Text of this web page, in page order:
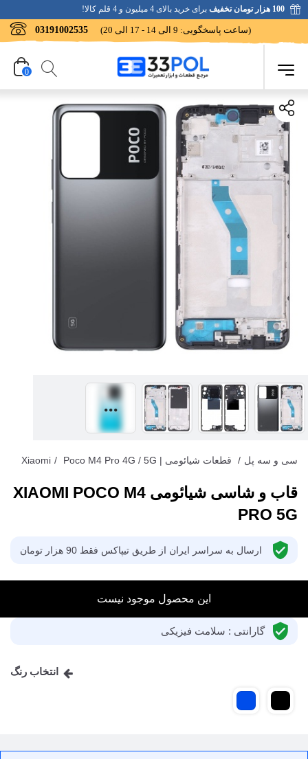
100 هزار تومان تخفیف برای خرید بالای 4 میلیون و 4 قلم کالا!
03191002535 (ساعت پاسخگویی: 9 الی 14 - 17 الی 20)
0
سی و سه پل / قطعات شیائومی | Xiaomi / Poco M4 Pro 4G / 5G
قاب و شاسی شیائومی XIAOMI POCO M4
PRO 5G
ارسال به سراسر ایران از طریق تیپاکس فقط 90 هزار تومان
این محصول موجود نیست
گارانتی : سلامت فیزیکی
انتخاب رنگ